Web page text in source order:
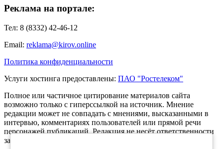
Реклама на портале:
Тел: 8 (8332) 42-46-12
Email: reklama@kirov.online
Политика конфиденциальности
Услуги хостинга предоставлены: ПАО "Ростелеком"
Полное или частичное цитирование материалов сайта
возможно только с гиперссылкой на источник. Мнение
редакции может не совпадать с мнениями, высказанными в
интервью, комментариях пользователей или прямой речи
персонажей публикаций. Редакция не несёт ответственности
за текст комментариев читателей.